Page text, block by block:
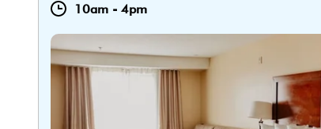
10am - 4pm